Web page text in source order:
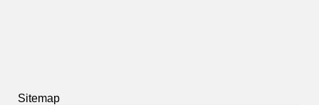
Sitemap